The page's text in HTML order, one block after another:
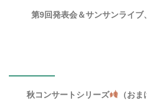
第9回発表会＆サンサンライ
秋コンサートシリーズ （お